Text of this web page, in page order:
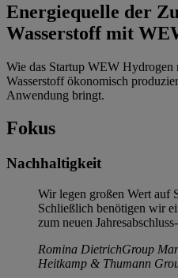
Energiequelle der
Wasserstoff mit
Wie das Startup WEW Hydrogen
Wasserstoff ökonomisch
Anwendung bringt.
Fokus
Nachhaltigkeit
Wir legen großen Wert auf
Schließlich benötigen wir
zum neuen
Romina DietrichGroup
Heitkamp & Thumann